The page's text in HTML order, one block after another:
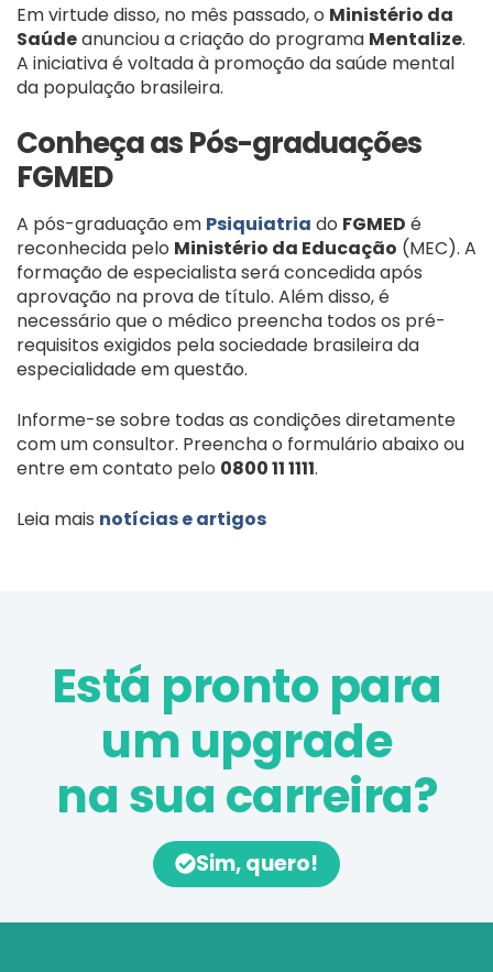
Em virtude disso, no mês passado, o Ministério da
Saúdeanunciou a criação do programa Mentalize.
A iniciativa é voltada à promoção da saúde mental
da população brasileira.
Conheça as Pós-graduações
FGMED
A pós-graduação em Psiquiatria do FGMED é
reconhecida pelo Ministério da Educação (MEC). A
formação de especialista será concedida após
aprovação na prova de título. Além disso, é
necessário que o médico preencha todos os pré-
requisitos exigidos pela sociedade brasileira da
especialidade em questão.
Informe-se sobre todas as condições diretamente
com um consultor. Preencha o formulário abaixo ou
entre em contato pelo 0800 11 1111.
Leia mais notícias e artigos
Está pronto para
um upgrade
na sua carreira?
Sim, quero!